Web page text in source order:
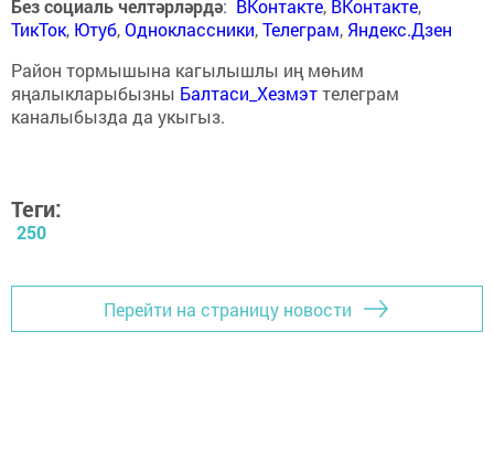
Без социаль челтәрләрдә: ВКонтакте, ВКонтакте,
ТикТок, Ютуб,Одноклассники,Телеграм, Яндекс.Дзен
Район тормышына кагылышлы иң мөһим
яңалыкларыбызны Балтаси_Хезмэттелеграм
каналыбызда да укыгыз.
Теги:
250
Перейти на страницу новости